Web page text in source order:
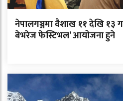
नेपालगञ्जमा वैशाख ११ देखि १३
बेभरेज फेस्टिभल’ आयोजना हुने